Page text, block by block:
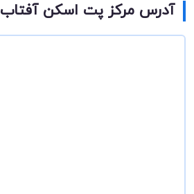
آدرس مرکز پت اسکن آفتاب